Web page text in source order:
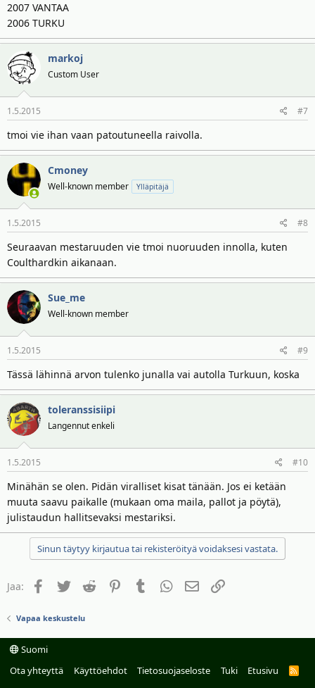
2007 VANTAA
2006 TURKU
markoj
Custom User
1.5.2015 #7
tmoi vie ihan vaan patoutuneella raivolla.
Cmoney
Well-known member Ylläpitäjä
1.5.2015 #8
Seuraavan mestaruuden vie tmoi nuoruuden innolla, kuten
Coulthardkin aikanaan.
Sue_me
Well-known member
1.5.2015 #9
Tässä lähinnä arvon tulenko junalla vai autolla Turkuun, koska
toleranssisiipi
Langennut enkeli
1.5.2015 #10
Minähän se olen. Pidän viralliset kisat tänään. Jos ei ketään
muuta saavu paikalle (mukaan oma maila, pallot ja pöytä),
julistaudun hallitsevaksi mestariksi.
Sinun täytyy kirjautua tai rekisteröityä voidaksesi vastata.
Jaa: Facebook
TwitterReddit PinterestTumblrWhatsAppSähköposti
Linkki
Vapaa keskustelu
Suomi
Ota yhteyttä
Käyttöehdot Tietosuojaseloste Tuki Etusivu
R